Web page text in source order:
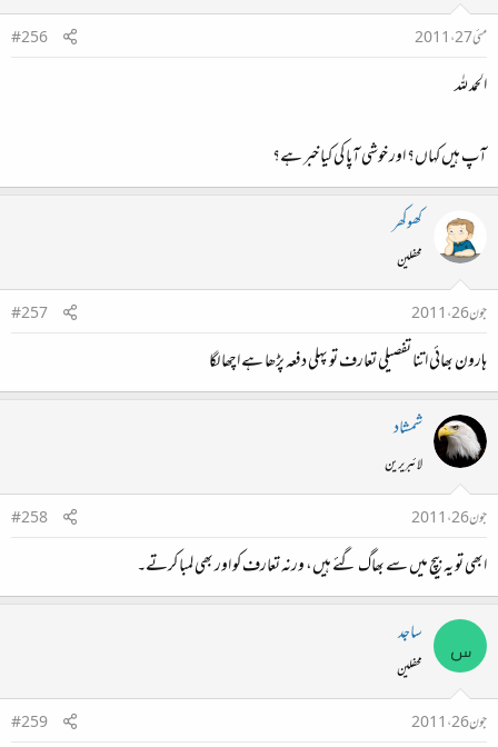
مئی 27، 2011
#256
الحمد للہ
آپ ہیں کہاں؟ اور خوشی آپا کی کیا خبر ہے؟
کھوکھر
محفلین
جون 26، 2011
#257
ہارون بھائی اتنا تفصیلی تعارف تو پہلی دفعہ پڑھا ہے اچھا لگا
شمشاد
لائبریرین
جون 26، 2011
#258
ابھی تو یہ بیچ میں سے بھاگ گئے ہیں، ورنہ تعارف کو اور بھی لمبا کرتے۔
س ساجد
محفلین
جون 26، 2011
#259